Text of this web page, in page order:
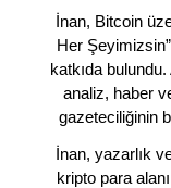
İnan, Bitcoin
Her
katkıda
analiz, haber
gazeteciliğinin
İnan, yazarlık
kripto para